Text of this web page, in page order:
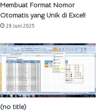
Membuat Format Nomor
Otomatis yang Unik di Excel!
28 Juni 2025
(no title)